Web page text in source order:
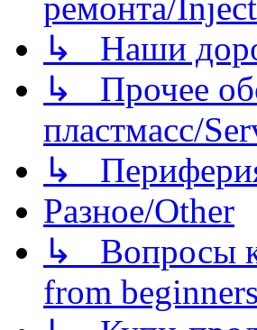
ремонта/
↳ Наши
↳ Прочее
пластмасс/
↳ Периферия
Разное/Other
↳ Вопросы к
from beginners